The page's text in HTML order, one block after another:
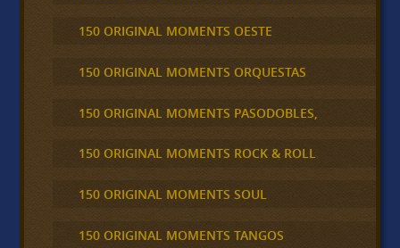
150 ORIGINAL MOMENTS OESTE
150 ORIGINAL MOMENTS ORQUESTAS
150 ORIGINAL MOMENTS PASODOBLES,
150 ORIGINAL MOMENTS ROCK & ROLL
150 ORIGINAL MOMENTS SOUL
150 ORIGINAL MOMENTS TANGOS